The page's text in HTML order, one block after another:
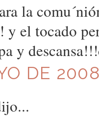
la
y el tocado
y
DE